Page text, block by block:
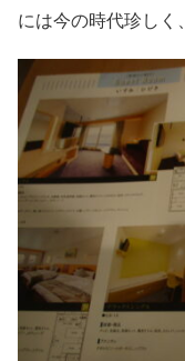
には今の時代珍しく